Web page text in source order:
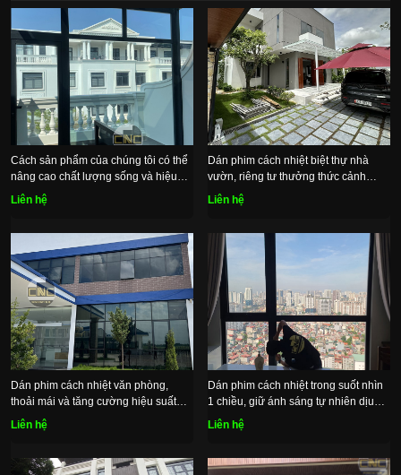
Cách sản phẩm của chúng tôi có thể
nâng cao chất lượng sống và hiệu
suất làm việc của bạn.
Liên hệ
Dán phim cách nhiệt biệt thự nhà
vườn, riêng tư thưởng thức cảnh
quan, tận hưởng không gian sống
dịu mát
Liên hệ
Dán phim cách nhiệt văn phòng,
thoải mái và tăng cường hiệu suất
làm việc
Liên hệ
Dán phim cách nhiệt trong suốt nhìn
1 chiều, giữ ánh sáng tự nhiên dịu
mát
Liên hệ